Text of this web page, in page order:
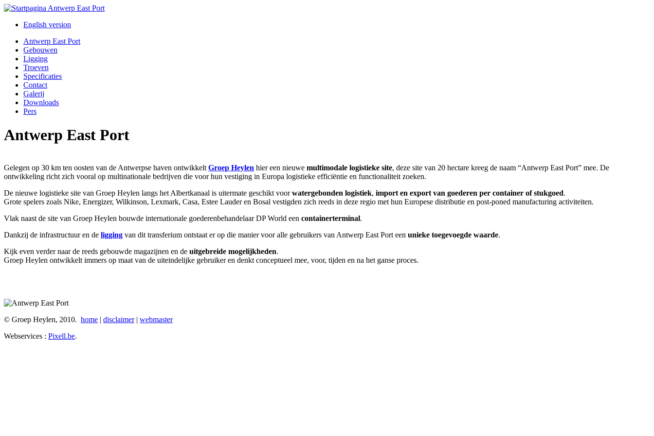
English version
Antwerp East Port
Gebouwen
Ligging
Troeven
Specificaties
Contact
Galerij
Downloads
Pers
Antwerp East Port
Gelegen op 30 km ten oosten van de Antwerpse haven ontwikkelt Groep Heylen hier een nieuwe multimodale logistieke site, deze site van 20 hectare kreeg de naam “Antwerp East Port” mee. De
ontwikkeling richt zich vooral op multinationale bedrijven die voor hun vestiging in Europa logistieke efficiëntie en functionaliteit zoeken.
De nieuwe logistieke site van Groep Heylen langs het Albertkanaal is uitermate geschikt voorwatergebonden logistiek, import en export van goederen per container of stukgoed.
Grote spelers zoals Nike, Energizer, Wilkinson, Lexmark, Casa, Estee Lauder en Bosal vestigden zich reeds in deze regio met hun Europese distributie en post-poned manufacturing activiteiten.
Vlak naast de site van Groep Heylen bouwde internationale goederenbehandelaar DP World een containerterminal.
Dankzij de infrastructuur en de ligging van dit transferium ontstaat er op die manier voor alle gebruikers van Antwerp East Port een unieke toegevoegde waarde.
Kijk even verder naar de reeds gebouwde magazijnen en de uitgebreide mogelijkheden.
Groep Heylen ontwikkelt immers op maat van de uiteindelijke gebruiker en denkt conceptueel mee, voor, tijden en na het ganse proces.
© Groep Heylen, 2010. home | disclaimer| webmaster
Webservices : Pixell.be.